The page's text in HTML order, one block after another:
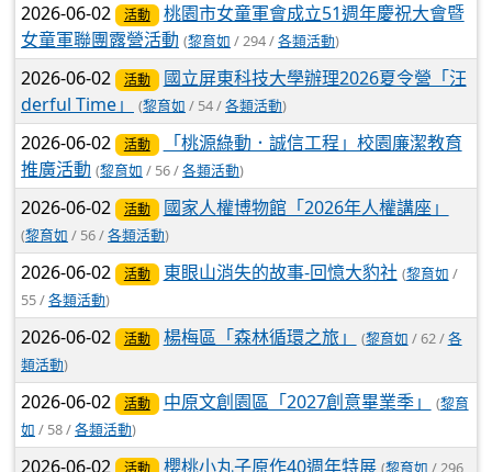
2026-06-02 活動
桃園市女童軍會成立51週年慶祝大會暨
女童軍聯團露營活動 (黎育如 / 294 /各類活動)
2026-06-02 活動
國立屏東科技大學辦理2026夏令營「汪
derful Time」
(黎育如 / 54 /各類活動)
2026-06-02 活動
「桃源綠動．誠信工程」校園廉潔教育
推廣活動 (黎育如 / 56 /各類活動)
2026-06-02 活動 國家人權博物館「2026年人權講座」
(黎育如 / 56 /各類活動)
2026-06-02 活動 東眼山消失的故事-回憶大豹社 (黎育如 /
55 /各類活動)
2026-06-02 活動 楊梅區「森林循環之旅」 (黎育如 / 62 /各
類活動)
2026-06-02 活動 中原文創園區「2027創意畢業季」 (黎育
如 / 58 /各類活動)
2026-06-02 活動 櫻桃小丸子原作40週年特展 (黎育如 / 296